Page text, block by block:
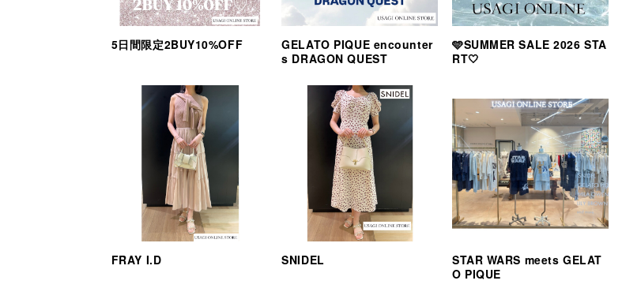
5日間限定2BUY10%OFF
GELATO PIQUE encounter
s DRAGON QUEST
🩵SUMMER SALE 2026 STA
RT🤍
FRAY I.D SNIDEL
STAR WARS meets GELAT
O PIQUE